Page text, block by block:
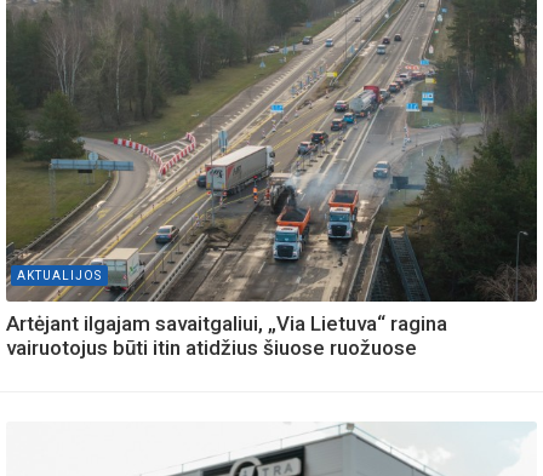
AKTUALIJOS
Artėjant ilgajam savaitgaliui, „Via Lietuva“ ragina
vairuotojus būti itin atidžius šiuose ruožuose